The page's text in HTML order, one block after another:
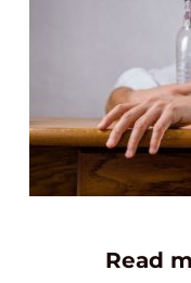
Read